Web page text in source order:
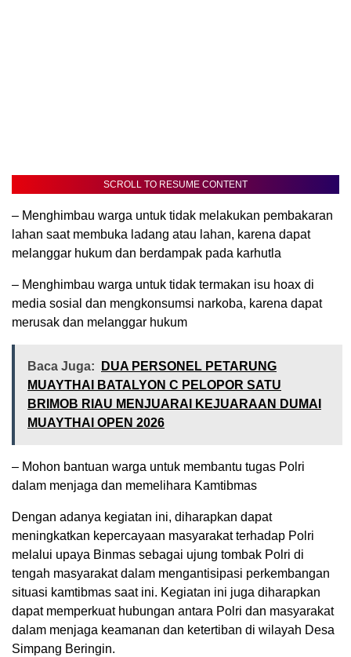
SCROLL TO RESUME CONTENT
– Menghimbau warga untuk tidak melakukan pembakaran
lahan saat membuka ladang atau lahan, karena dapat
melanggar hukum dan berdampak pada karhutla
– Menghimbau warga untuk tidak termakan isu hoax di
media sosial dan mengkonsumsi narkoba, karena dapat
merusak dan melanggar hukum
Baca Juga:
DUA PERSONEL PETARUNG
MUAYTHAI BATALYON C PELOPOR SATU
BRIMOB RIAU MENJUARAI KEJUARAAN DUMAI
MUAYTHAI OPEN 2026
– Mohon bantuan warga untuk membantu tugas Polri
dalam menjaga dan memelihara Kamtibmas
Dengan adanya kegiatan ini, diharapkan dapat
meningkatkan kepercayaan masyarakat terhadap Polri
melalui upaya Binmas sebagai ujung tombak Polri di
tengah masyarakat dalam mengantisipasi perkembangan
situasi kamtibmas saat ini. Kegiatan ini juga diharapkan
dapat memperkuat hubungan antara Polri dan masyarakat
dalam menjaga keamanan dan ketertiban di wilayah Desa
Simpang Beringin.